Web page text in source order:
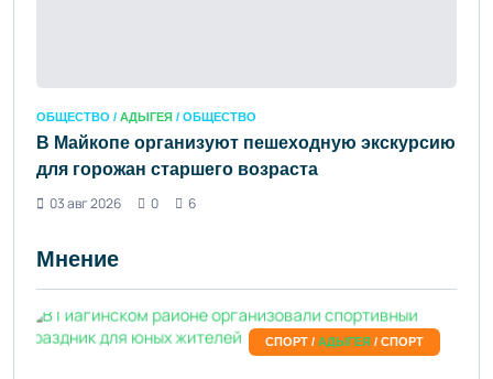
ОБЩЕСТВО / АДЫГЕЯ / ОБЩЕСТВО
В Майкопе организуют пешеходную экскурсию
для горожан старшего возраста
03 авг 2026
0 6
Мнение
СПОРТ / АДЫГЕЯ / СПОРТ